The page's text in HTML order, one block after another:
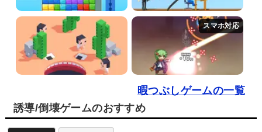
暇つぶしゲームの一覧
誘導/倒壊ゲームのおすすめ